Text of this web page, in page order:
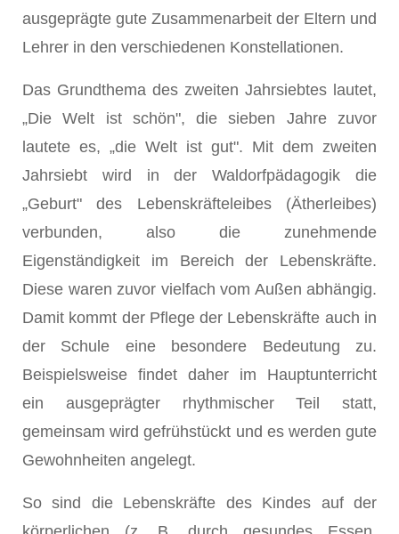
ausgeprägte gute Zusammenarbeit der Eltern und
Lehrer in den verschiedenen Konstellationen.
Das Grundthema des zweiten Jahrsiebtes lautet,
„Die Welt ist schön", die sieben Jahre zuvor
lautete es, „die Welt ist gut". Mit dem zweiten
Jahrsiebt wird in der Waldorfpädagogik die
„Geburt" des Lebenskräfteleibes (Ätherleibes)
verbunden, also die zunehmende
Eigenständigkeit im Bereich der Lebenskräfte.
Diese waren zuvor vielfach vom Außen abhängig.
Damit kommt der Pflege der Lebenskräfte auch in
der Schule eine besondere Bedeutung zu.
Beispielsweise findet daher im Hauptunterricht
ein ausgeprägter rhythmischer Teil statt,
gemeinsam wird gefrühstückt und es werden gute
Gewohnheiten angelegt.
So sind die Lebenskräfte des Kindes auf der